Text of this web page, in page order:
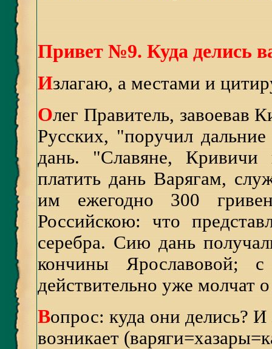
Привет №9. Куда делись
Излагаю, а местами и
Олег Правитель, завоевав
Русских, "поручил
дань. "Славяне,
платить дань Варягам,
им ежегодно 300
Российскою: что
серебра. Сию дань
кончины Ярославовой;
действительно уже молчат
Вопрос: куда они делись?
возникает